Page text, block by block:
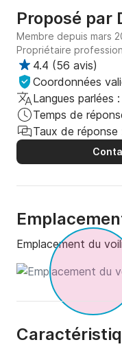
Proposé par
Membre depuis mars
Propriétaire
4.4 (56 avis)
Coordonnées
Langues parlées :
Temps de
Taux de réponse
Emplacement du